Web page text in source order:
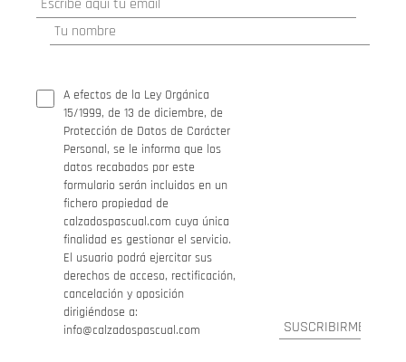
A efectos de la Ley Orgánica
15/1999, de 13 de diciembre, de
Protección de Datos de Carácter
Personal, se le informa que los
datos recabados por este
formulario serán incluidos en un
fichero propiedad de
calzadospascual.com cuya única
finalidad es gestionar el servicio.
El usuario podrá ejercitar sus
derechos de acceso, rectificación,
cancelación y oposición
dirigiéndose a:
info@calzadospascual.com